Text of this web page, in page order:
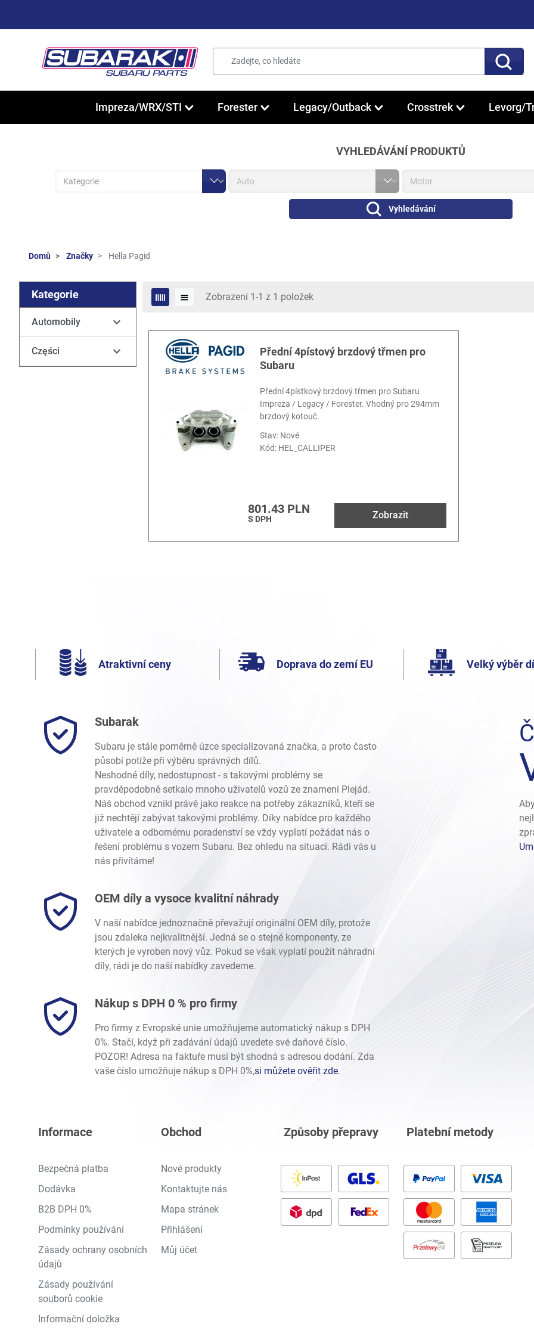
Impreza/WRX/STI Forester Legacy/Outback Crosstrek Levorg/
VYHLEDÁVÁNÍ PRODUKTŮ
Vyhledávání
Domů Značky Hella Pagid
Kategorie
Automobily 
Części 
Zobrazení 1-1 z 1 položek
Přední 4pístový brzdový třmen pro
Subaru
Přední 4pístkový brzdový třmen pro Subaru
Impreza / Legacy / Forester. Vhodný pro 294mm
brzdový kotouč.
Stav: Nové
Kód: HEL_CALLIPER
801.43 PLN
S DPH Zobrazit
Atraktivní ceny Doprava do zemí EU Velký výběr
Subarak
Subaru je stále poměrně úzce specializovaná značka, a proto často
působí potíže při výběru správných dílů.
Neshodné díly, nedostupnost - s takovými problémy se
pravděpodobně setkalo mnoho uživatelů vozů ze znamení Plejád.
Náš obchod vznikl právě jako reakce na potřeby zákazníků, kteří se
již nechtějí zabývat takovými problémy. Díky nabídce pro každého
uživatele a odbornému poradenství se vždy vyplatí požádat nás o
řešení problému s vozem Subaru. Bez ohledu na situaci. Rádi vás u
nás přivítáme!
OEM díly a vysoce kvalitní náhrady
V naší nabídce jednoznačně převažují originální OEM díly, protože
jsou zdaleka nejkvalitnější. Jedná se o stejné komponenty, ze
kterých je vyroben nový vůz. Pokud se však vyplatí použít náhradní
díly, rádi je do naší nabídky zavedeme.
Nákup s DPH 0 % pro firmy
Pro firmy z Evropské unie umožňujeme automatický nákup s DPH
0%. Stačí, když při zadávání údajů uvedete své daňové číslo.
POZOR! Adresa na faktuře musí být shodná s adresou dodání. Zda
vaše číslo umožňuje nákup s DPH 0%,si můžete ověřit zde.
Informace
Bezpečná platba
Dodávka
B2B DPH 0%
Podmínky používání
Zásady ochrany osobních
údajů
Zásady používání
souborů cookie
Informační doložka
Obchod
Nové produkty
Kontaktujte nás
Mapa stránek
Přihlášení
Můj účet
Způsoby přepravy Platební metody